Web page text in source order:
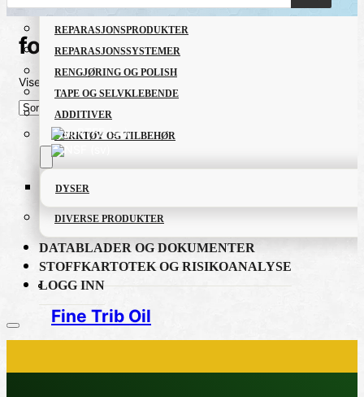
LIM OG TETTEMASSER
REPARASJONSPRODUKTER
REPARASJONSSYSTEMER
RENGJØRING OG POLISH
TAPE OG SELVKLEBENDE
ADDITIVER
VERKTØY OG TILBEHØR
DYSER
DIVERSE PRODUKTER
DATABLADER OG DOKUMENTER
STOFFKARTOTEK OG RISIKOANALYSE
LOGG INN
PRODUKTKATALOG
food grade smörjolja
Viser det ene resultatet
Fine Trib Oil